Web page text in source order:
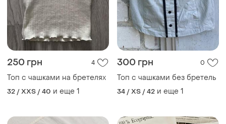
250 грн 4
Топ с чашками на бретелях
32 / XXS / 40 и еще 1
300 грн 0
Топ с чашками без бретель
34 / XS / 42 и еще 1